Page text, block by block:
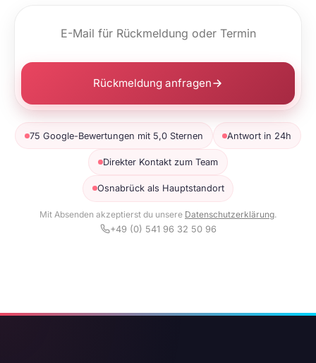
Rückmeldung anfragen
75 Google-Bewertungen mit 5,0 Sternen Antwort in 24h
Direkter Kontakt zum Team
Osnabrück als Hauptstandort
Mit Absenden akzeptierst du unsere Datenschutzerklärung.
+49 (0) 541 96 32 50 96